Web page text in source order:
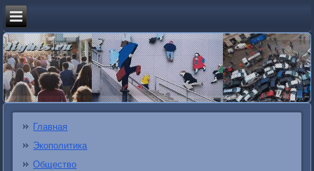
Главная
Экополитика
Общество